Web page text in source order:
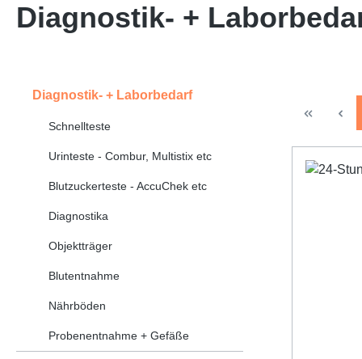
Diagnostik- +
Diagnostik- + Laborbedarf
Schnellteste
Urinteste - Combur, Multistix etc
Blutzuckerteste - AccuChek etc
Diagnostika
Objektträger
Blutentnahme
Nährböden
Probenentnahme + Gefäße